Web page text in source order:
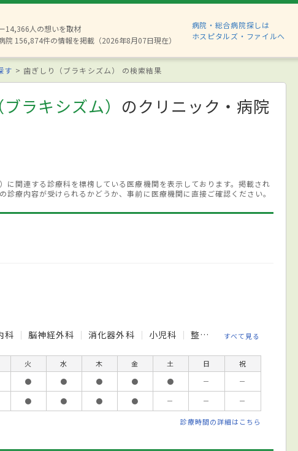
14,366人の想いを取材
院 156,874件の情報を掲載（2026年8月07日現在）
病院・総合病院探しは
ホスピタルズ・ファイルへ
す 歯ぎしり（ブラキシズム） の検索結果
ラキシズム） のクリニック・病院
関連する診療科を標榜している医療機関を表示しております。掲載され
療内容が受けられるかどうか、事前に医療機関に直接ご確認ください。
科 脳神経外科 消化器外科 小児科 整形外科 形成外科
すべて見る
火 水 木 金 土 日
祝
● ● ● ● ● －
－
● ● ● ● － － －
診療時間の詳細はこちら